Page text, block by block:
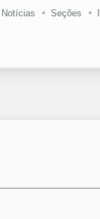
Notícias Seções